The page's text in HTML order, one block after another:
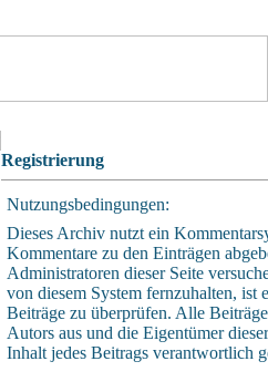
Registrierung
Nutzungsbedingungen:
Dieses Archiv nutzt ein
Kommentare zu den Einträgen
Administratoren dieser Seite
von diesem System fernzuhalten, ist
Beiträge zu überprüfen. Alle
Autors aus und die Eigentümer
Inhalt jedes Beitrags verantwortlich